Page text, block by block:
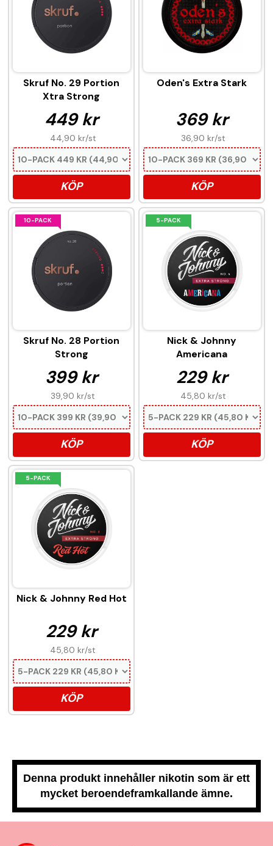
Skruf No. 29 Portion
Xtra Strong
449 kr
44,90 kr/st
KÖP
Oden's Extra Stark
369 kr
36,90 kr/st
KÖP
10-PACK
Skruf No. 28 Portion
Strong
399 kr
39,90 kr/st
KÖP
5-PACK
Nick & Johnny
Americana
229 kr
45,80 kr/st
KÖP
5-PACK
Nick & Johnny Red Hot
229 kr
45,80 kr/st
KÖP
Denna produkt innehåller nikotin som är ett
mycket beroendeframkallande ämne.